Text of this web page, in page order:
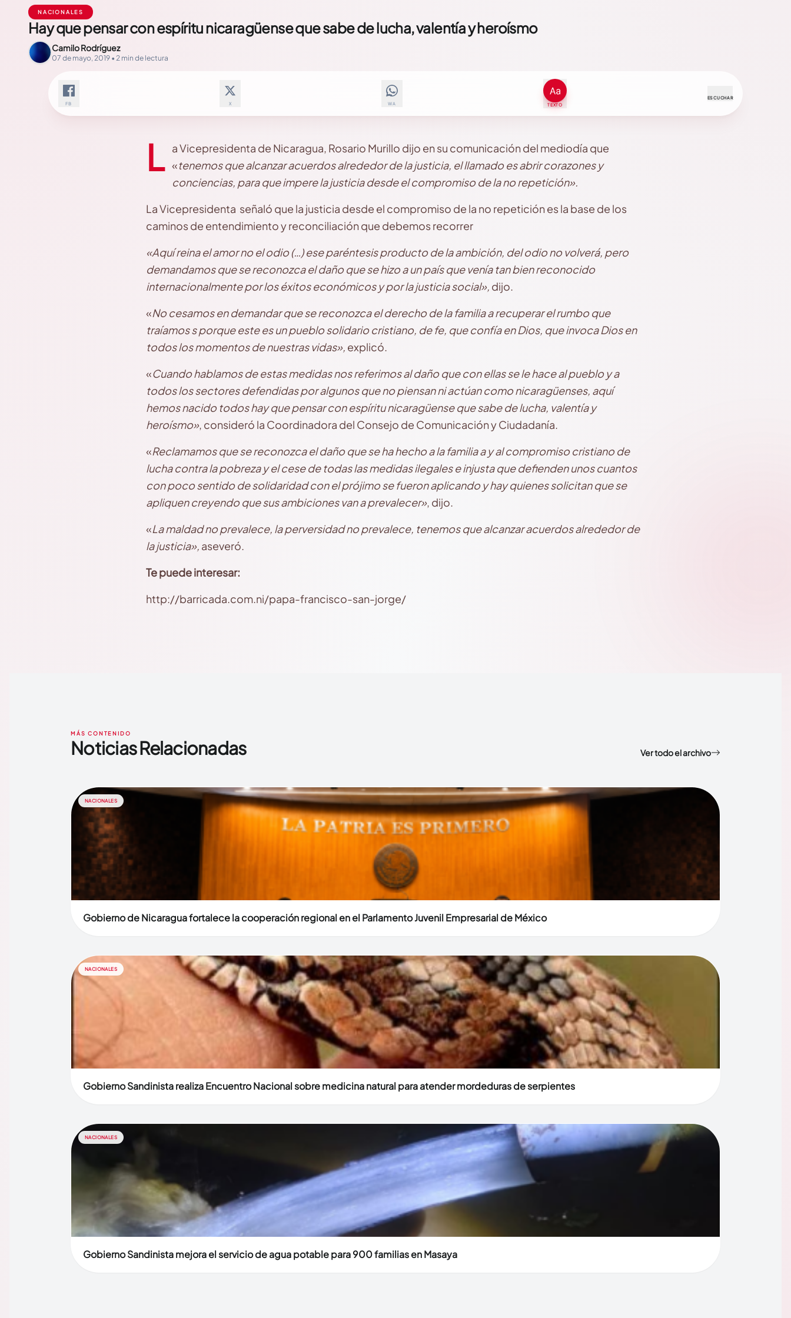
NACIONALES
Hay que pensar con espíritu nicaragüense que sabe de lucha, valentía y heroísmo
Camilo Rodríguez
07 de mayo, 2019 • 2 min de lectura
FB X WA TEXTO
ESCUCHAR
L a Vicepresidenta de Nicaragua, Rosario Murillo dijo en su comunicación del mediodía que
«tenemos que alcanzar acuerdos alrededor de la justicia, el llamado es abrir corazones y
conciencias, para que impere la justicia desde el compromiso de la no repetición».
La Vicepresidenta señaló que la justicia desde el compromiso de la no repetición es la base de los
caminos de entendimiento y reconciliación que debemos recorrer
«Aquí reina el amor no el odio (…) ese paréntesis producto de la ambición, del odio no volverá, pero
demandamos que se reconozca el daño que se hizo a un país que venía tan bien reconocido
internacionalmente por los éxitos económicos y por la justicia social», dijo.
«No cesamos en demandar que se reconozca el derecho de la familia a recuperar el rumbo que
traíamos s porque este es un pueblo solidario cristiano, de fe, que confía en Dios, que invoca Dios en
todos los momentos de nuestras vidas», explicó.
«Cuando hablamos de estas medidas nos referimos al daño que con ellas se le hace al pueblo y a
todos los sectores defendidas por algunos que no piensan ni actúan como nicaragüenses, aquí
hemos nacido todos hay que pensar con espíritu nicaragüense que sabe de lucha, valentía y
heroísmo», consideró la Coordinadora del Consejo de Comunicación y Ciudadanía.
«Reclamamos que se reconozca el daño que se ha hecho a la familia a y al compromiso cristiano de
lucha contra la pobreza y el cese de todas las medidas ilegales e injusta que defienden unos cuantos
con poco sentido de solidaridad con el prójimo se fueron aplicando y hay quienes solicitan que se
apliquen creyendo que sus ambiciones van a prevalecer», dijo.
«La maldad no prevalece, la perversidad no prevalece, tenemos que alcanzar acuerdos alrededor de
la justicia», aseveró.
Te puede interesar:
http://barricada.com.ni/papa-francisco-san-jorge/
MÁS CONTENIDO
Noticias Relacionadas Ver todo el archivo
NACIONALES
Gobierno de Nicaragua fortalece la cooperación regional en el Parlamento Juvenil Empresarial de México
NACIONALES
Gobierno Sandinista realiza Encuentro Nacional sobre medicina natural para atender mordeduras de serpientes
NACIONALES
Gobierno Sandinista mejora el servicio de agua potable para 900 familias en Masaya